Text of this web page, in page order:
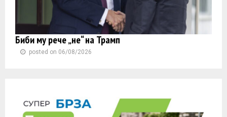
Биби му рече „не“ на Трамп
posted on 06/08/2026